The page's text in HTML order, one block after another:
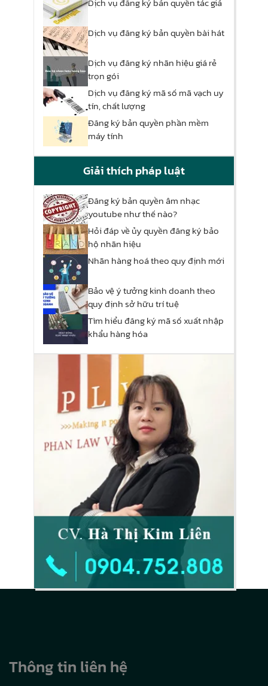
Dịch vụ đăng ký bản quyền tác giả
Dịch vụ đăng ký bản quyền bài hát
Dịch vụ đăng ký nhãn hiệu giá rẻ
trọn gói
Dịch vụ đăng ký mã số mã vạch uy
tín, chất lượng
Đăng ký bản quyền phần mềm
máy tính
Giải thích pháp luật
Đăng ký bản quyền âm nhạc
youtube như thế nào?
Hỏi đáp về ủy quyền đăng ký bảo
hộ nhãn hiệu
Nhãn hàng hoá theo quy định mới
Bảo vệ ý tưởng kinh doanh theo
quy định sở hữu trí tuệ
Tìm hiểu đăng ký mã số xuất nhập
khẩu hàng hóa
Thông tin liên hệ